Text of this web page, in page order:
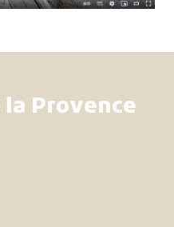
Provence